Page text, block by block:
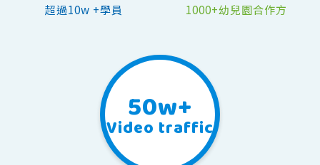
超過10w +學員 1000+幼兒園合作方
50w+
Video traffic